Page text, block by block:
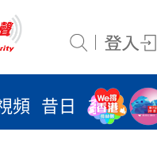
頻 昔日 系列 活